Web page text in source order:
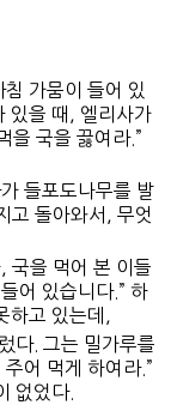
가뭄이 들어 있
있을 때, 엘리사가
을 국을 끓여라.”
들포도나무를 발
고 돌아와서, 무엇
국을 먹어 본 이들
어 있습니다.” 하
고 있는데,
다. 그는 밀가루를
어 먹게 하여라.”
없었다.